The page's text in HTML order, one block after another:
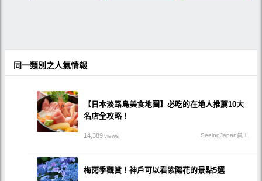
同一類別之人氣情報
【日本淡路島美食地圖】必吃的在地人推薦10大
名店全攻略！
14,389views SeeingJapan員工
梅雨季觀賞！神戶可以看紫陽花的景點5選